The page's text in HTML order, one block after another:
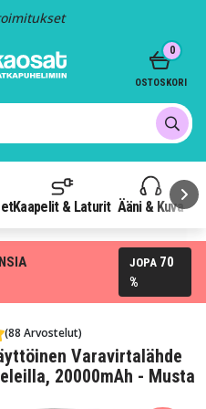
Kaapelit & Laturit Ääni & Kuva
0
OSTOSKORI
JOPA 70
%
(88 Arvostelut)
Varavirtalähde
20000mAh - Musta